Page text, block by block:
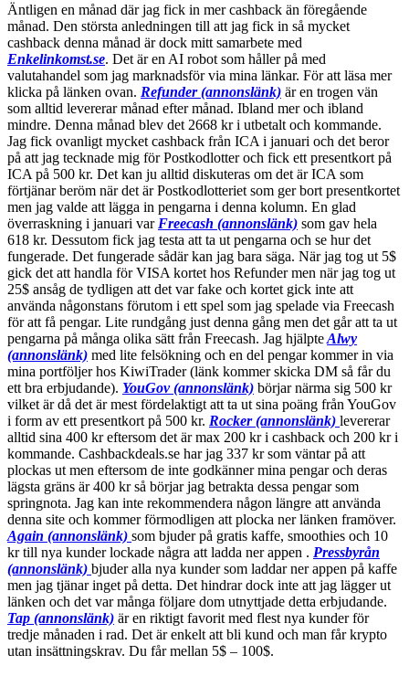
Äntligen en månad där jag fick in mer cashback än föregående
månad. Den största anledningen till att jag fick in så mycket
cashback denna månad är dock mitt samarbete med
Enkelinkomst.se. Det är en AI robot som håller på med
valutahandel som jag marknadsför via mina länkar. För att läsa mer
klicka på länken ovan. Refunder (annonslänk) är en trogen vän
som alltid levererar månad efter månad. Ibland mer och ibland
mindre. Denna månad blev det 2668 kr i utbetalt och kommande.
Jag fick ovanligt mycket cashback från ICA i januari och det beror
på att jag tecknade mig för Postkodlotter och fick ett presentkort på
ICA på 500 kr. Det kan ju alltid diskuteras om det är ICA som
förtjänar beröm när det är Postkodlotteriet som ger bort presentkortet
men jag valde att lägga in pengarna i denna kolumn. En glad
överraskning i januari var Freecash (annonslänk) som gav hela
618 kr. Dessutom fick jag testa att ta ut pengarna och se hur det
fungerade. Det fungerade sådär kan jag bara säga. När jag tog ut 5$
gick det att handla för VISA kortet hos Refunder men när jag tog ut
25$ ansåg de tydligen att det var fake och kortet gick inte att
använda någonstans förutom i ett spel som jag spelade via Freecash
för att få pengar. Lite rundgång just denna gång men det går att ta ut
pengarna på många olika sätt från Freecash. Jag hjälpteAlwy
(annonslänk) med lite felsökning och en del pengar kommer in via
mina portföljer hos KiwiTrader (länk kommer skicka DM så får du
ett bra erbjudande). YouGov (annonslänk) börjar närma sig 500 kr
vilket är då det är mest fördelaktigt att ta ut sina poäng från YouGov
i form av ett presentkort på 500 kr. Rocker (annonslänk) levererar
alltid sina 400 kr eftersom det är max 200 kr i cashback och 200 kr i
kommande. Cashbackdeals.se har jag 337 kr som väntar på att
plockas ut men eftersom de inte godkänner mina pengar och deras
lägsta gräns är 400 kr så börjar jag betrakta dessa pengar som
springnota. Jag kan inte rekommendera någon längre att använda
denna site och kommer förmodligen att plocka ner länken framöver.
Again (annonslänk) som bjuder på gratis kaffe, smoothies och 10
kr till nya kunder lockade några att ladda ner appen . Pressbyrån
(annonslänk) bjuder alla nya kunder som laddar ner appen på kaffe
men jag tjänar inget på detta. Det hindrar dock inte att jag lägger ut
länken och det var många följare dom utnyttjade detta erbjudande.
Tap (annonslänk) är en riktigt favorit med flest nya kunder för
tredje månaden i rad. Det är enkelt att bli kund och man får krypto
utan insättningskrav. Du får mellan 5$ – 100$.